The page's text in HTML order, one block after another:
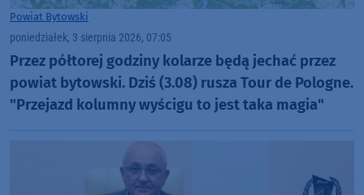
Powiat Bytowski
poniedziałek, 3 sierpnia 2026, 07:05
Przez półtorej godziny kolarze będą jechać przez
powiat bytowski. Dziś (3.08) rusza Tour de Pologne.
"Przejazd kolumny wyścigu to jest taka magia"